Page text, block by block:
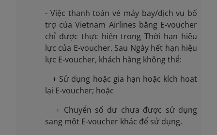
- Việc thanh toán vé máy bay/dịch vụ bổ
trợ của Vietnam Airlines bằng E-voucher
chỉ được thực hiện trong Thời hạn hiệu
lực của E-voucher. Sau Ngày hết hạn hiệu
lực E-voucher, khách hàng không thể:
+ Sử dụng hoặc gia hạn hoặc kích hoạt
lại E-voucher; hoặc
+ Chuyển số dư chưa được sử dụng
sang một E-voucher khác để sử dụng.